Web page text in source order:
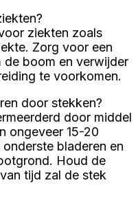
ziekten zoals
Zorg voor een
boom en verwijder
te voorkomen.
door stekken?
door middel
ongeveer 15-20
bladeren en
Houd de
tijd zal de stek